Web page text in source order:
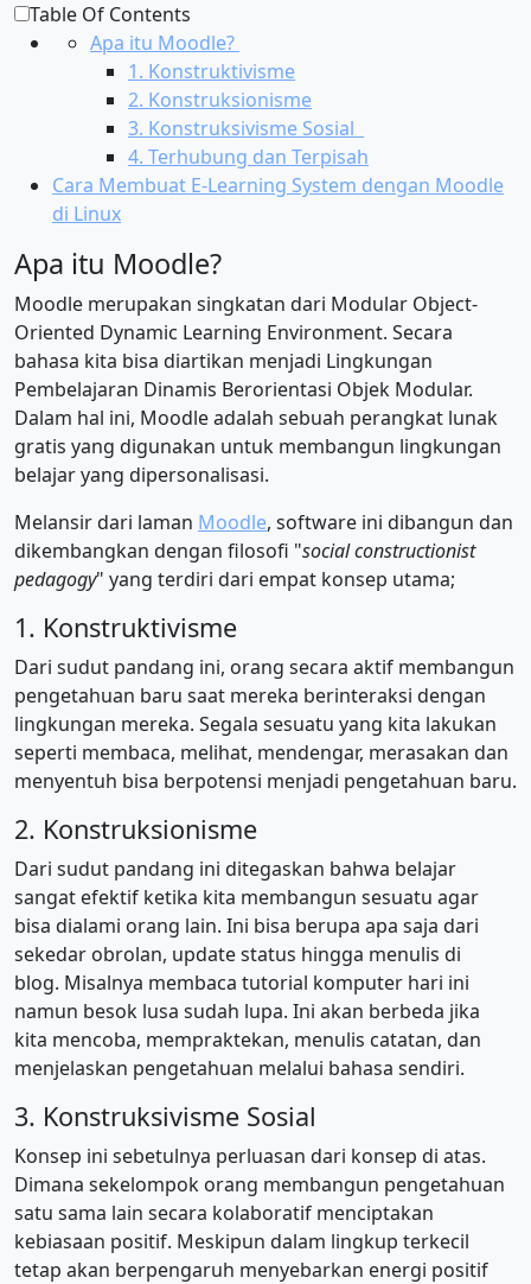
Table Of Contents
Apa itu Moodle?
1. Konstruktivisme
2. Konstruksionisme
3. Konstruksivisme Sosial
4. Terhubung dan Terpisah
Cara Membuat E-Learning System dengan Moodle
di Linux
Apa itu Moodle?
Moodle merupakan singkatan dari Modular Object-
Oriented Dynamic Learning Environment. Secara
bahasa kita bisa diartikan menjadi Lingkungan
Pembelajaran Dinamis Berorientasi Objek Modular.
Dalam hal ini, Moodle adalah sebuah perangkat lunak
gratis yang digunakan untuk membangun lingkungan
belajar yang dipersonalisasi.
Melansir dari laman Moodle, software ini dibangun dan
dikembangkan dengan filosofi "social constructionist
pedagogy" yang terdiri dari empat konsep utama;
1. Konstruktivisme
Dari sudut pandang ini, orang secara aktif membangun
pengetahuan baru saat mereka berinteraksi dengan
lingkungan mereka. Segala sesuatu yang kita lakukan
seperti membaca, melihat, mendengar, merasakan dan
menyentuh bisa berpotensi menjadi pengetahuan baru.
2. Konstruksionisme
Dari sudut pandang ini ditegaskan bahwa belajar
sangat efektif ketika kita membangun sesuatu agar
bisa dialami orang lain. Ini bisa berupa apa saja dari
sekedar obrolan, update status hingga menulis di
blog. Misalnya membaca tutorial komputer hari ini
namun besok lusa sudah lupa. Ini akan berbeda jika
kita mencoba, mempraktekan, menulis catatan, dan
menjelaskan pengetahuan melalui bahasa sendiri.
3. Konstruksivisme Sosial
Konsep ini sebetulnya perluasan dari konsep di atas.
Dimana sekelompok orang membangun pengetahuan
satu sama lain secara kolaboratif menciptakan
kebiasaan positif. Meskipun dalam lingkup terkecil
tetap akan berpengaruh menyebarkan energi positif